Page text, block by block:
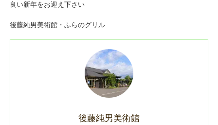
良い新年をお迎え下さい
後藤純男美術館・ふらのグリル
後藤純男美術館